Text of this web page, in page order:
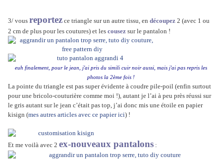
3/ vous reportez ce triangle sur un autre tissu, en découpez 2 (avec 1 ou
2 cm de plus pour les coutures) et les cousez sur le pantalon !
euh finalement, pour le jean, j'ai pris du simili cuir noir aussi, mais j'ai pas repris les
photos la 2ème fois !
La pointe du triangle est pas super évidente à coudre pile-poil (enfin surtout
pour une bricolo-couturière comme moi !), autant je l’ai à peu près réussi sur
le gris autant sur le jean c’était pas top, j’ai donc mis une étoile en papier
kisign (mes autres articles avec ce papier ici) !
Et me voilà avec 2 ex-nouveaux pantalons :